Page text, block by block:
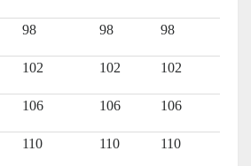
98 98 98
102 102 102
106 106 106
110 110 110